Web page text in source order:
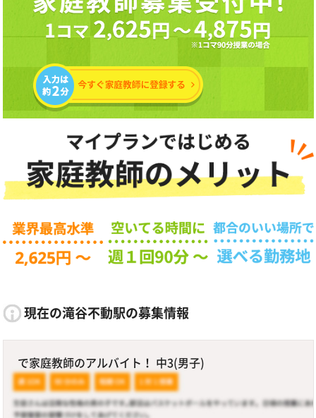
現在の滝谷不動駅の募集情報
で家庭教師のアルバイト！ 中3(男子)